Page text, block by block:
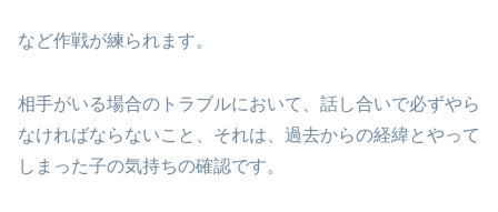
など作戦が練られます。
相手がいる場合のトラブルにおいて、話し合いで必ずやら
なければならないこと、それは、過去からの経緯とやって
しまった子の気持ちの確認です。